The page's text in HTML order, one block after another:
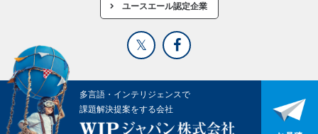
ユースエール認定企業
多言語・インテリジェンスで
課題解決提案をする会社